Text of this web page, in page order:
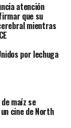
atención
que su
mientras
por lechuga
maíz se
cine de North